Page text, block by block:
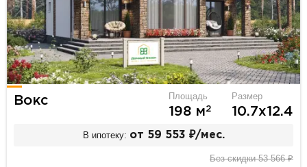
Вокс Площадь
198 м2
Размер
10.7х12.4
В ипотеку: от 59 553 ₽/мес.
Без скидки 53 566 ₽